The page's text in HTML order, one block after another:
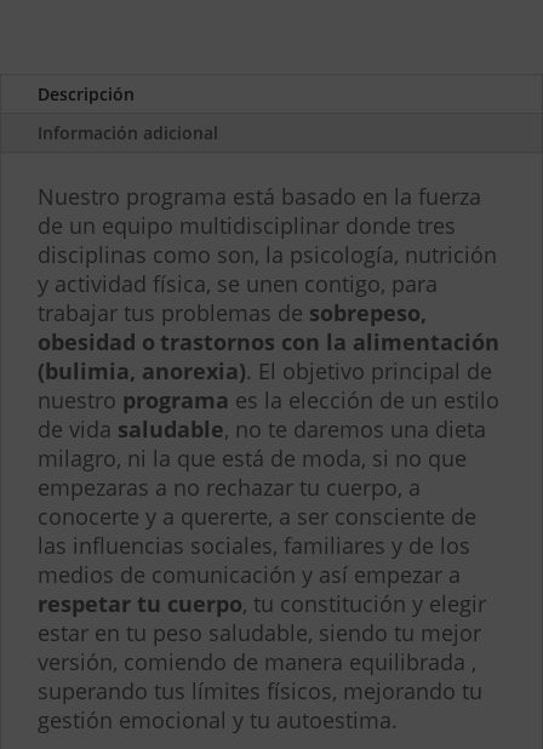
Descripción
Información adicional
Nuestro programa está basado en la fuerza
de un equipo multidisciplinar donde tres
disciplinas como son, la psicología, nutrición
y actividad física, se unen contigo, para
trabajar tus problemas de sobrepeso,
obesidad o trastornos con la alimentación
(bulimia, anorexia). El objetivo principal de
nuestro programa es la elección de un estilo
de vida saludable, no te daremos una dieta
milagro, ni la que está de moda, si no que
empezaras a no rechazar tu cuerpo, a
conocerte y a quererte, a ser consciente de
las influencias sociales, familiares y de los
medios de comunicación y así empezar a
respetar tu cuerpo, tu constitución y elegir
estar en tu peso saludable, siendo tu mejor
versión, comiendo de manera equilibrada ,
superando tus límites físicos, mejorando tu
gestión emocional y tu autoestima.